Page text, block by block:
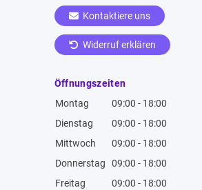
Kontaktiere uns
Widerruf erklären
Öffnungszeiten
Montag
09:00 - 18:00
Dienstag
09:00 - 18:00
Mittwoch
09:00 - 18:00
Donnerstag
09:00 - 18:00
Freitag
09:00 - 18:00